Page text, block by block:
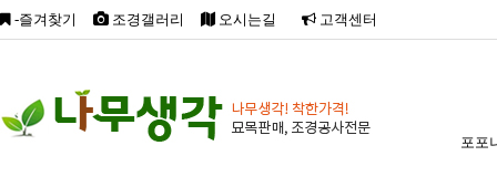
-즐겨찾기 조경갤러리 오시는길 고객센터
포포